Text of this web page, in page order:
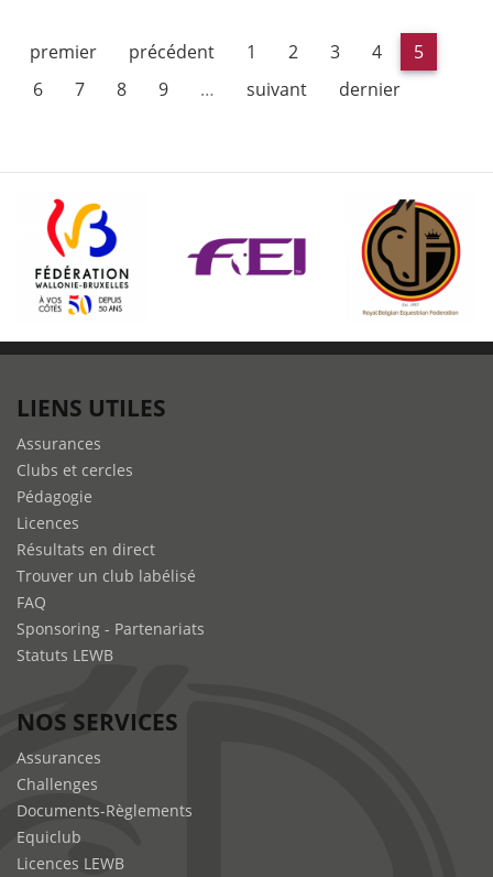
Vandersmissen
décède
grave
concours
Linden
premier précédent 1 2 3 4
5
6
7 8 9 … suivant dernier
LIENS UTILES
Assurances
Clubs et cercles
Pédagogie
Licences
Résultats en direct
Trouver un club labélisé
FAQ
Sponsoring - Partenariats
Statuts LEWB
NOS SERVICES
Assurances
Challenges
Documents-Règlements
Equiclub
Licences LEWB